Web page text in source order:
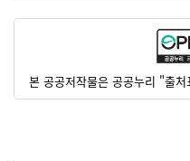
본 공공저작물은 공공누리 "출